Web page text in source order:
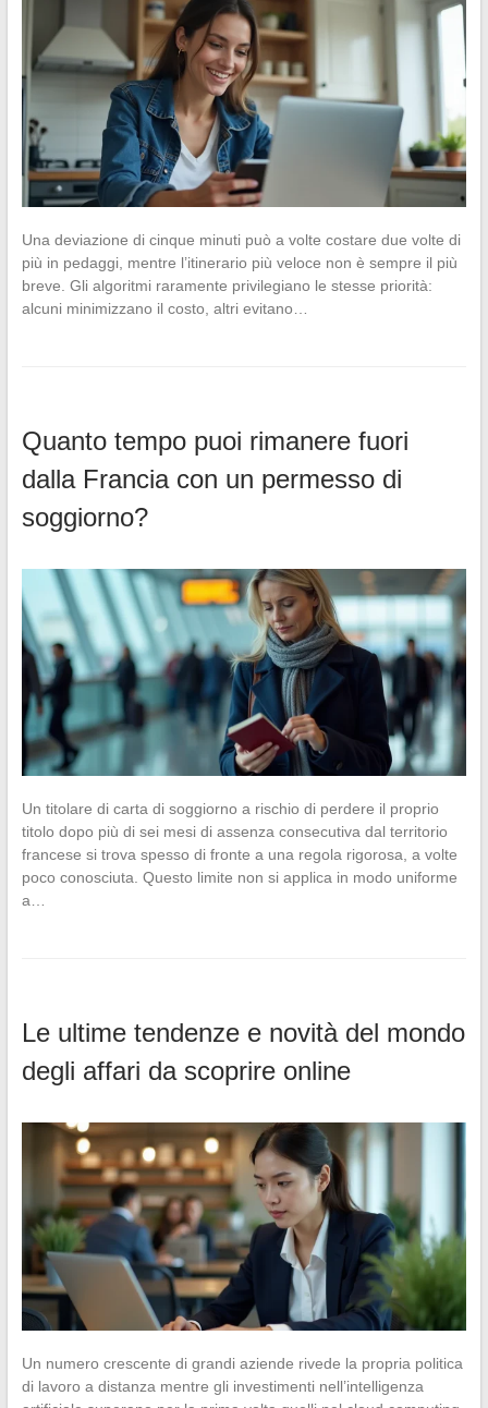
Una deviazione di cinque minuti può a volte costare due volte di
più in pedaggi, mentre l’itinerario più veloce non è sempre il più
breve. Gli algoritmi raramente privilegiano le stesse priorità:
alcuni minimizzano il costo, altri evitano…
Quanto tempo puoi rimanere fuori
dalla Francia con un permesso di
soggiorno?
Un titolare di carta di soggiorno a rischio di perdere il proprio
titolo dopo più di sei mesi di assenza consecutiva dal territorio
francese si trova spesso di fronte a una regola rigorosa, a volte
poco conosciuta. Questo limite non si applica in modo uniforme
a…
Le ultime tendenze e novità del mondo
degli affari da scoprire online
Un numero crescente di grandi aziende rivede la propria politica
di lavoro a distanza mentre gli investimenti nell’intelligenza